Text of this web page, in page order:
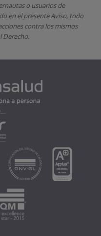
o usuarios de
en el presente Aviso, todo
contra los mismos
Derecho.